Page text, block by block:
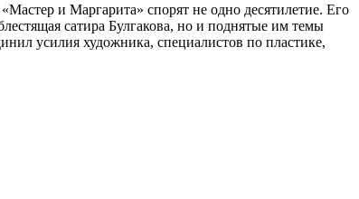
и Маргарита» спорят не одно десятилетие. Его
сатира Булгакова, но и поднятые им темы
усилия художника, специалистов по пластике,